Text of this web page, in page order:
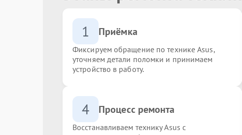
1 Приёмка
Фиксируем обращение по технике Asus,
уточняем детали поломки и принимаем
устройство в работу.
4 Процесс ремонта
Восстанавливаем технику Asus с